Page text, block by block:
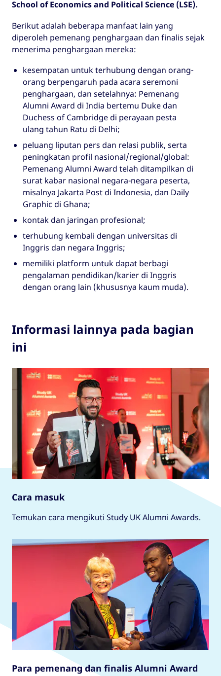
School of Economics and Political Science (LSE).
Berikut adalah beberapa manfaat lain yang
diperoleh pemenang penghargaan dan finalis sejak
menerima penghargaan mereka:
kesempatan untuk terhubung dengan orang-
orang berpengaruh pada acara seremoni
penghargaan, dan setelahnya: Pemenang
Alumni Award di India bertemu Duke dan
Duchess of Cambridge di perayaan pesta
ulang tahun Ratu di Delhi;
peluang liputan pers dan relasi publik, serta
peningkatan profil nasional/regional/global:
Pemenang Alumni Award telah ditampilkan di
surat kabar nasional negara-negara peserta,
misalnya Jakarta Post di Indonesia, dan Daily
Graphic di Ghana;
kontak dan jaringan profesional;
terhubung kembali dengan universitas di
Inggris dan negara Inggris;
memiliki platform untuk dapat berbagi
pengalaman pendidikan/karier di Inggris
dengan orang lain (khususnya kaum muda).
Informasi lainnya pada bagian
ini
Cara masuk
Temukan cara mengikuti Study UK Alumni Awards.
Para pemenang dan finalis Alumni Award